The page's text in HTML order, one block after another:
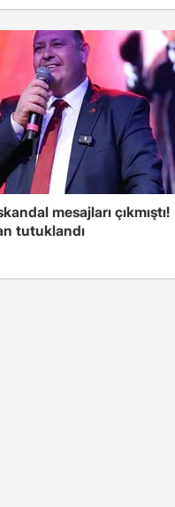
mesajları çıkmıştı!
tutuklandı